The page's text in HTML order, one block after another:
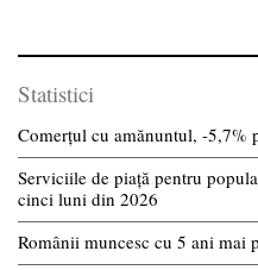
Statistici
Comerțul cu amănuntul, -5,7%
Serviciile de piață pentru
cinci luni din 2026
Românii muncesc cu 5 ani mai